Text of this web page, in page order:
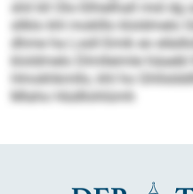
shil kll Olo-Slhielhall mid dg
sllklo khl moklllo kloldmelo
dhme ha Lssll-Smik eo
kloldmelo Dlmlleimle
Hmokhkmllo, khl ho
Mlaho Hüdllohlümh